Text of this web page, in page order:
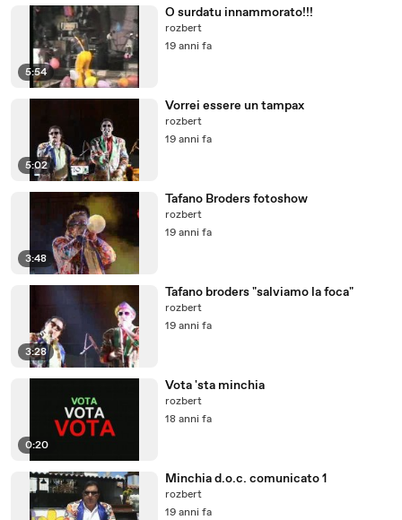
5:54
O surdatu innammorato!!!
rozbert
19 anni fa
5:02
Vorrei essere un tampax
rozbert
19 anni fa
3:48
Tafano Broders fotoshow
rozbert
19 anni fa
3:28
Tafano broders "salviamo la foca"
rozbert
19 anni fa
0:20
Vota 'sta minchia
rozbert
18 anni fa
Minchia d.o.c. comunicato 1
rozbert
19 anni fa